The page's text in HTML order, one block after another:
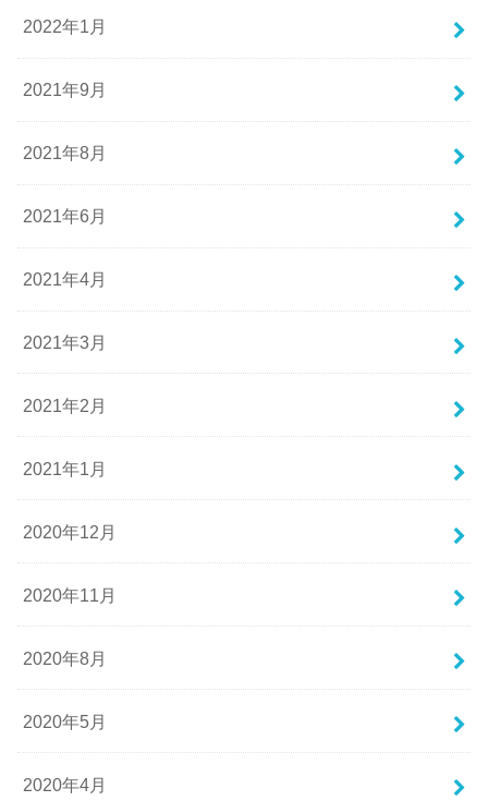
2022年1月
2021年9月
2021年8月
2021年6月
2021年4月
2021年3月
2021年2月
2021年1月
2020年12月
2020年11月
2020年8月
2020年5月
2020年4月